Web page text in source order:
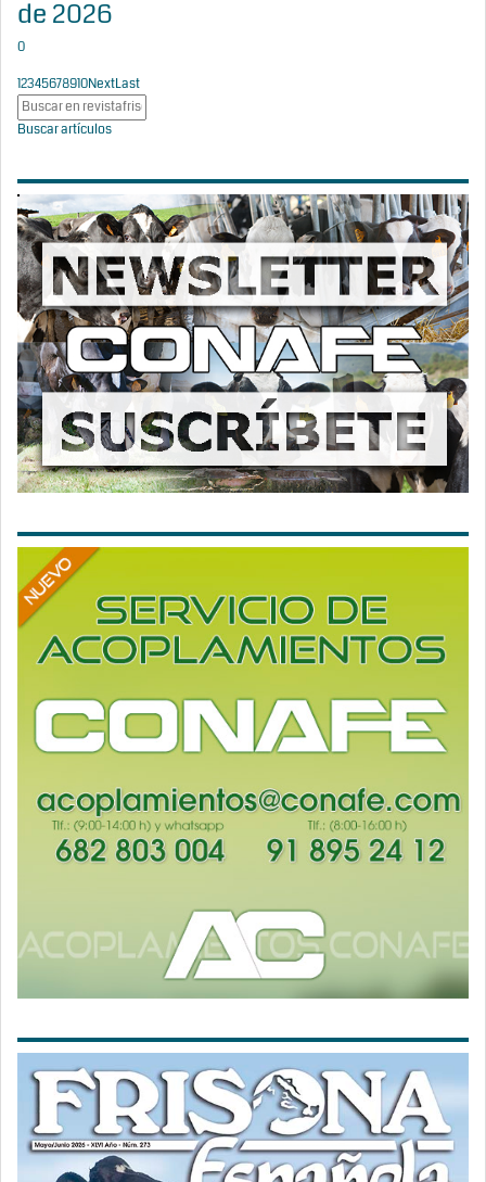
de 2026
0
12345678910NextLast
Buscar artículos